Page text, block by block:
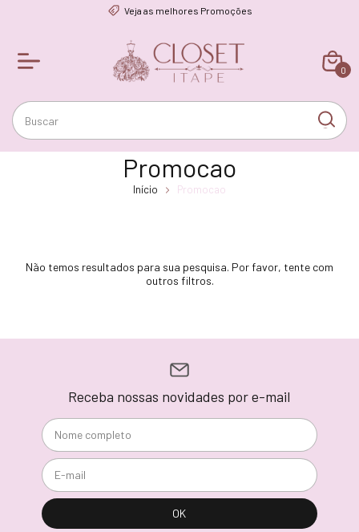
Veja as melhores Promoções
0
Promocao
Início Promocao
Não temos resultados para sua pesquisa. Por favor, tente com
outros filtros.
Receba nossas novidades por e-mail